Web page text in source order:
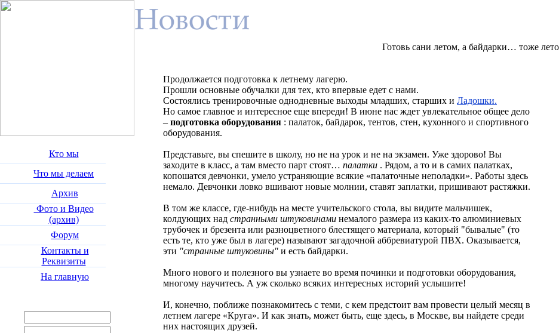
Кто мы
Что мы делаем
Архив
Фото и Видео
(архив)
Форум
Контакты и
Реквизиты
На главную
Готовь сани летом, а байдарки… тоже
Продолжается подготовка к летнему лагерю.
Прошли основные обучалки для тех, кто впервые едет с нами.
Состоялись тренировочные однодневные выходы младших, старших и Ладошки.
Но самое главное и интересное еще впереди! В июне нас ждет увлекательное общее дело
– подготовка оборудования : палаток, байдарок, тентов, стен, кухонного и спортивного
оборудования.
Представьте, вы спешите в школу, но не на урок и не на экзамен. Уже здорово! Вы
заходите в класс, а там вместо парт стоят… палатки . Рядом, а то и в самих палатках,
копошатся девчонки, умело устраняющие всякие «палаточные неполадки». Работы здесь
немало. Девчонки ловко вшивают новые молнии, ставят заплатки, пришивают растяжки.
В том же классе, где-нибудь на месте учительского стола, вы видите мальчишек,
колдующих над странными штуковинами немалого размера из каких-то алюминиевых
трубочек и брезента или разноцветного блестящего материала, который "бывалые" (то
есть те, кто уже был в лагере) называют загадочной аббревиатурой ПВХ. Оказывается,
эти "странные штуковины" и есть байдарки.
Много нового и полезного вы узнаете во время починки и подготовки оборудования,
многому научитесь. А уж сколько всяких интересных историй услышите!
И, конечно, поближе познакомитесь с теми, с кем предстоит вам провести целый месяц в
летнем лагере «Круга». И как знать, может быть, еще здесь, в Москве, вы найдете среди
них настоящих друзей.